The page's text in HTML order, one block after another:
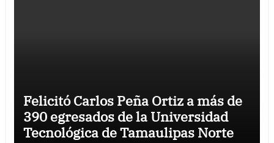
Felicitó Carlos Peña Ortiz a más de
390 egresados de la Universidad
Tecnológica de Tamaulipas Norte